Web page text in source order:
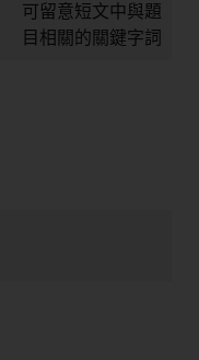
可留意短文中與題
目相關的關鍵字詞